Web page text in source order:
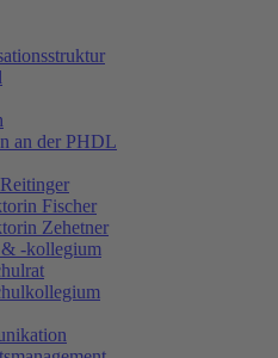
an der PHDL
Fischer
Zehetner
-kollegium